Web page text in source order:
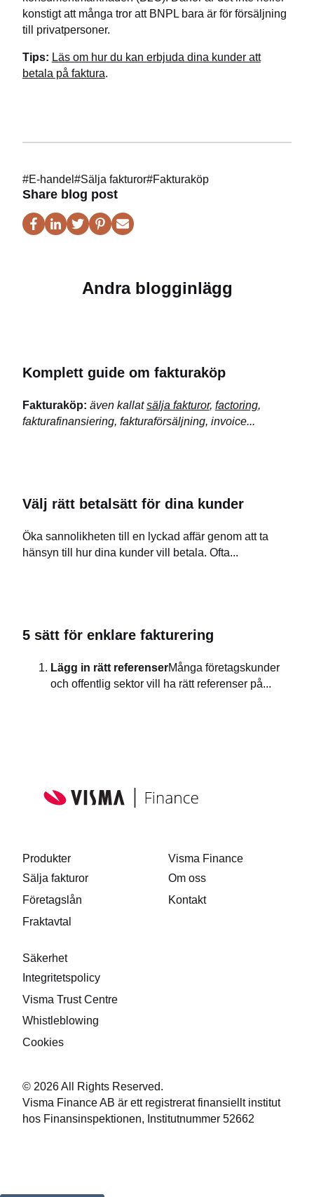
konstigt att många tror att BNPL bara är för försäljning
till privatpersoner.
Tips: Läs om hur du kan erbjuda dina kunder att
betala på faktura.
#E-handel #Sälja fakturor#Fakturaköp
Share blog post
Andra blogginlägg
Komplett guide om fakturaköp
Fakturaköp: även kallatsälja fakturor, factoring,
fakturafinansiering, fakturaförsäljning, invoice...
Välj rätt betalsätt för dina kunder
Öka sannolikheten till en lyckad affär genom att ta
hänsyn till hur dina kunder vill betala. Ofta...
5 sätt för enklare fakturering
Lägg in rätt referenserMånga företagskunder
och offentlig sektor vill ha rätt referenser på...
Produkter
Sälja fakturor
Företagslån
Fraktavtal
Visma Finance
Om oss
Kontakt
Säkerhet
Integritetspolicy
Visma Trust Centre
Whistleblowing
Cookies
© 2026 All Rights Reserved.
Visma Finance AB är ett registrerat finansiellt institut
hos Finansinspektionen, Institutnummer 52662